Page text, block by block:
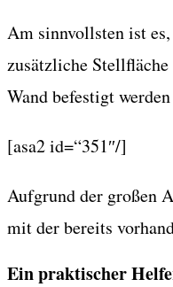
Am sinnvollsten ist
zusätzliche
Wand befestigt
[asa2 id=“351″/]
Aufgrund der großen
mit der bereits
Ein praktischer